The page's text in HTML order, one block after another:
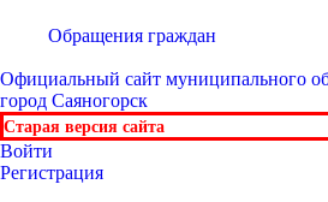
Обращения граждан
Официальный сайт муниципального
город Саяногорск
Старая версия сайта
Войти
Регистрация